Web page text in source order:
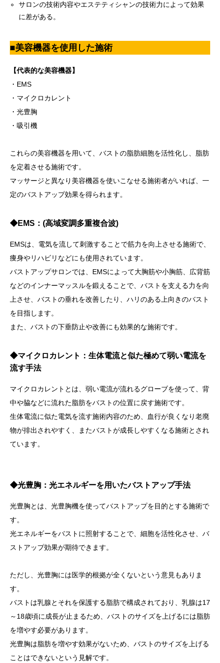
サロンの技術内容やエステティシャンの技術力によって効果
に差がある。
■美容機器を使用した施術
【代表的な美容機器】
・EMS
・マイクロカレント
・光豊胸
・吸引機
これらの美容機器を用いて、バストの脂肪細胞を活性化し、脂肪
を定着させる施術です。
マッサージと異なり美容機器を使いこなせる施術者がいれば、一
定のバストアップ効果を得られます。
◆EMS ：(高域変調多重複合波)
EMSは、電気を流して刺激することで筋力を向上させる施術で、
痩身やリハビリなどにも使用されています。
バストアップサロンでは、EMSによって大胸筋や小胸筋、広背筋
などのインナーマッスルを鍛えることで、バストを支える力を向
上させ、バストの垂れを改善したり、ハリのある上向きのバスト
を目指します。
また、バストの下垂防止や改善にも効果的な施術です。
◆マイクロカレント：生体電流と似た極めて弱い電流を
流す手法
マイクロカレントとは、弱い電流が流れるグローブを使って、背
中や脇などに流れた脂肪をバストの位置に戻す施術です。
生体電流に似た電気を流す施術内容のため、血行が良くなり老廃
物が排出されやすく、またバストが成長しやすくなる施術とされ
ています。
◆光豊胸：光エネルギーを用いたバストアップ手法
光豊胸とは、光豊胸機を使ってバストアップを目的とする施術で
す。
光エネルギーをバストに照射することで、細胞を活性化させ、バ
ストアップ効果が期待できます。
ただし、光豊胸には医学的根拠が全くないという意見もありま
す。
バストは乳腺とそれを保護する脂肪で構成されており、乳腺は17
～18歳頃に成長が止まるため、バストのサイズを上げるには脂肪
を増やす必要があります。
光豊胸は脂肪を増やす効果がないため、バストのサイズを上げる
ことはできないという見解です。